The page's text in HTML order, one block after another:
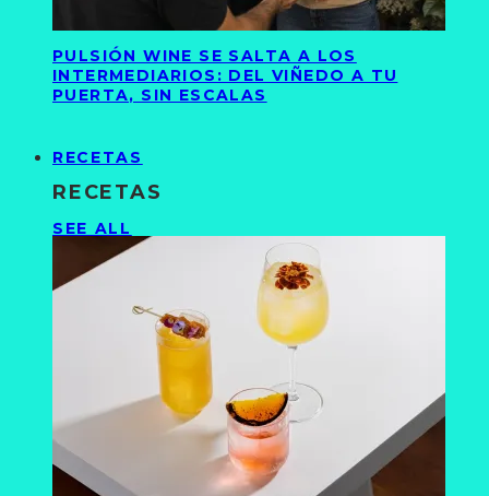
PULSIÓN WINE SE SALTA A LOS
INTERMEDIARIOS: DEL VIÑEDO A TU
PUERTA, SIN ESCALAS
RECETAS
RECETAS
SEE ALL